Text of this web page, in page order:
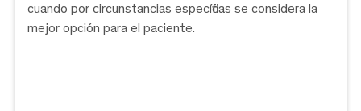
cuando por circunstancias específicas se considera la
mejor opción para el paciente.